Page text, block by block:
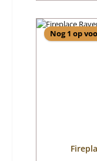
Nog 1 op